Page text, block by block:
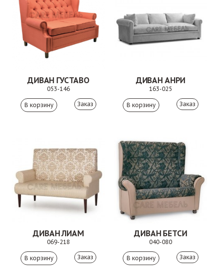
ДИВАН ГУСТАВО
053-146
Заказ
ДИВАН АНРИ
163-025
Заказ
ДИВАН ЛИАМ
069-218
Заказ
ДИВАН БЕТСИ
040-080
Заказ